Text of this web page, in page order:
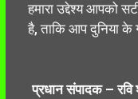
हमारा उद्देश्य आपको
है, ताकि आप दुनिया के
प्रधान संपादक – रवि